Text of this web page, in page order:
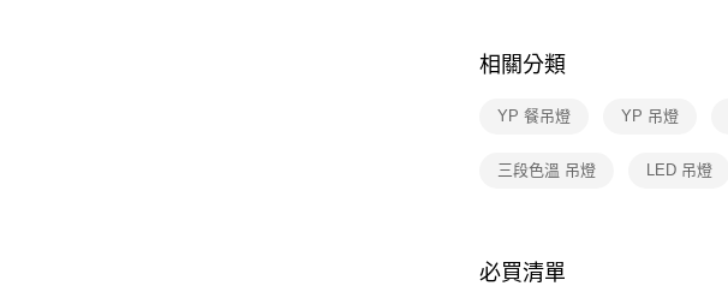
相關分類
YP 餐吊燈 YP 吊燈
三段色溫 吊燈 LED 吊燈
必買清單